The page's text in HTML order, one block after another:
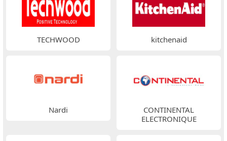
TECHWOOD kitchenaid
Nardi
CONTINENTAL
ELECTRONIQUE